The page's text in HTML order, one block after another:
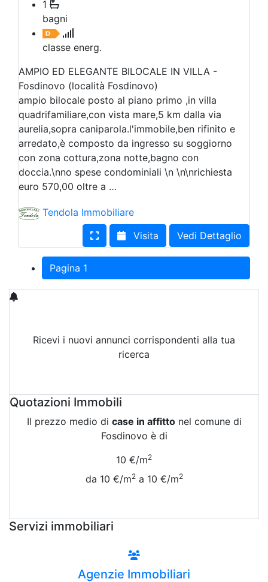
1
bagni
classe energ.
AMPIO ED ELEGANTE BILOCALE IN VILLA -
Fosdinovo (località Fosdinovo)
ampio bilocale posto al piano primo ,in villa
quadrifamiliare,con vista mare,5 km dalla via
aurelia,sopra caniparola.l'immobile,ben rifinito e
arredato,è composto da ingresso su soggiorno
con zona cottura,zona notte,bagno con
doccia.\nno spese condominiali \n \n\nrichiesta
euro 570,00 oltre a …
Tendola Immobiliare
Visita
Vedi Dettaglio
Pagina 1
Ricevi i nuovi annunci corrispondenti alla tua
ricerca
Quotazioni Immobili
Il prezzo medio di case in affittonel comune di
Fosdinovo è di
10 €/m2
da 10 €/m2a 10 €/m2
Servizi immobiliari
Agenzie Immobiliari